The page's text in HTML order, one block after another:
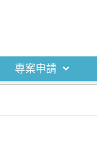
專案申請